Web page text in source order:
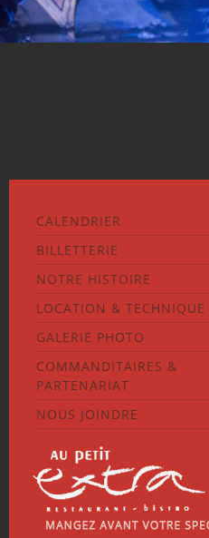
CALENDRIER
BILLETTERIE
NOTRE HISTOIRE
LOCATION & TECHNIQUE
GALERIE PHOTO
COMMANDITAIRES &
PARTENARIAT
NOUS JOINDRE